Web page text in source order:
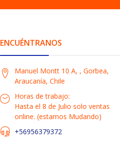
ENCUÉNTRANOS
Manuel Montt 10 A, , Gorbea,
Araucanía, Chile
Horas de trabajo:
Hasta el 8 de Julio solo ventas
online. (estamos Mudando)
+56956379372